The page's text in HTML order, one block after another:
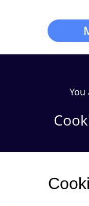
You